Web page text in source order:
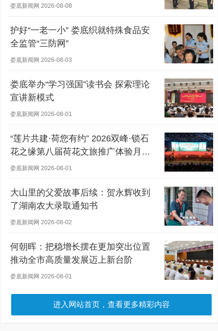
娄底新闻网 2026-08-08
护好“一老一小” 娄底织就特殊食品安
全监管“三防网”
娄底新闻网 2026-08-03
娄底举办“学习强国”读书会 探索理论
宣讲新模式
娄底新闻网 2026-08-01
“莲片共建·荷您有约” 2026双峰·锁石
花之缘第八届荷花文旅推广体验月盛
大开幕
娄底新闻网 2026-08-01
大山里的父爱故事后续：贺永辉收到
了湖南农大录取通知书
娄底新闻网 2026-08-02
何朝晖：把稳增长摆在更加突出位置
推动全市高质量发展迈上新台阶
娄底新闻网 2026-08-01
进入网站首页，查看更多精彩内容